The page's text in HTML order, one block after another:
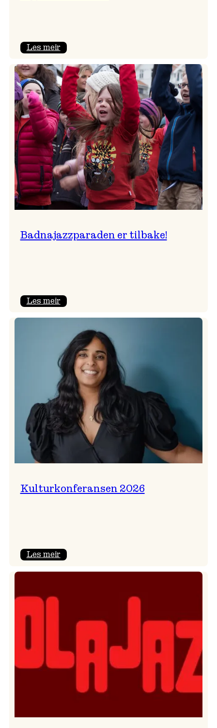
Les meir:
2026
–
Ingunn van Etten
Badnajazzparaden er tilbake!
Les meir:
tilbake!
Kulturkonferansen 2026
Les meir: